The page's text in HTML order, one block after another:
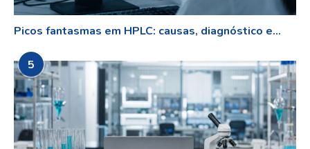
Picos fantasmas em HPLC: causas, diagnóstico e...
5